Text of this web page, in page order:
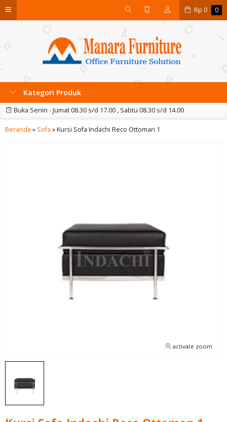
Rp 0 0
Kategori Produk
Buka Senin - Jumat 08.30 s/d 17.00 , Sabtu 08.30 s/d 14.00
Beranda » Sofa »Kursi Sofa Indachi Reco Ottoman 1
activate zoom